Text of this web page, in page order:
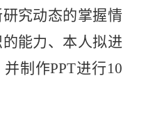
究动态的掌握情
能力、本人拟进
并制作PPT进行10